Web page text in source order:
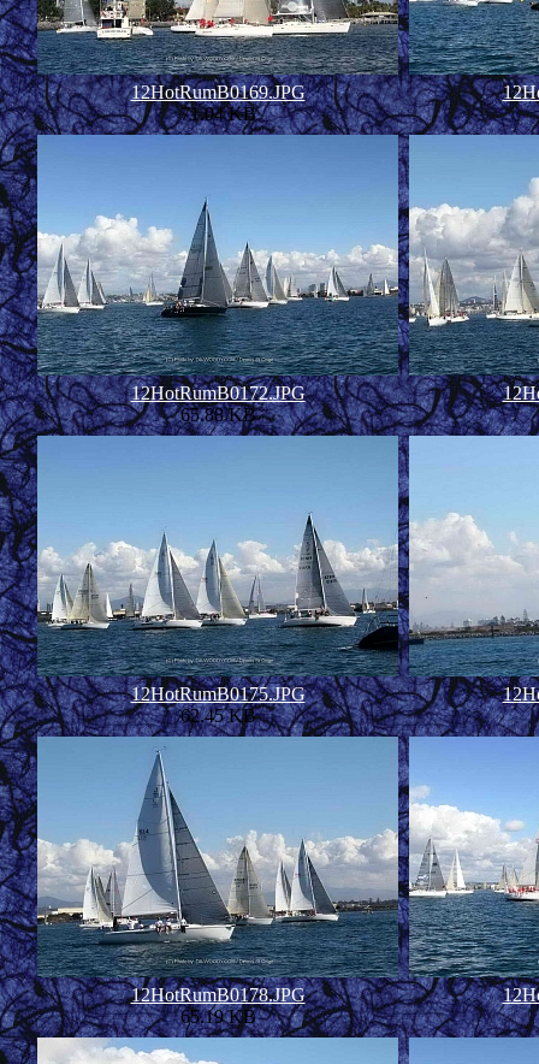
12HotRumB0169.JPG
71.04 KB
12HotRumB0172.JPG
65.88 KB
12HotRumB0175.JPG
62.45 KB
12HotRumB0178.JPG
65.19 KB